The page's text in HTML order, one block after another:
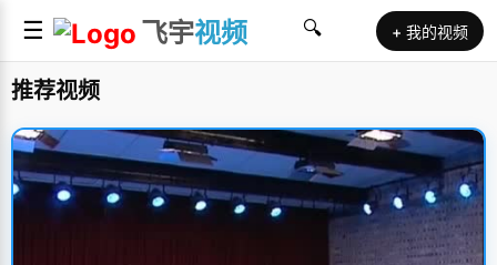
☰ 飞宇视频 🔍 + 我的视频
推荐视频